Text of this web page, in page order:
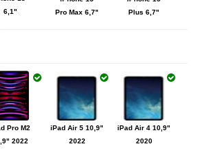
Plus 6,7"
Pro Max 6,7"
6,1"
Pro M2
2022
iPad Air 5 10,9"
2022
iPad Air 4 10,9"
2020